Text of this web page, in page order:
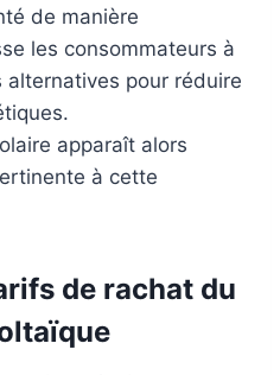
de manière
les consommateurs à
pour réduire
apparaît alors
à cette
de rachat du